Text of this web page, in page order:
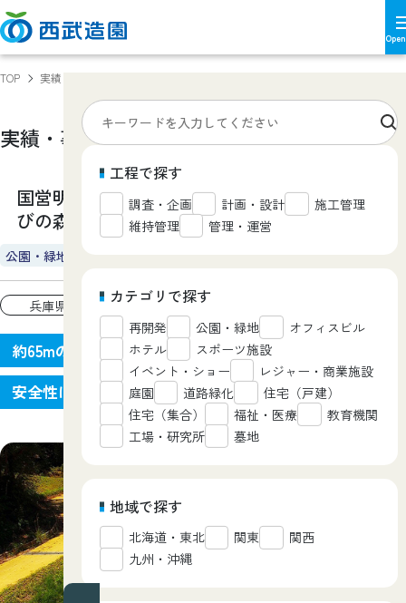
TOP 実績・事例
実績・事例
工程で探す
調査・企画 計画・設計
施工管理
維持管理
管理・運営
カテゴリで探す
再開発 公園・緑地
オフィスビル
ホテル
スポーツ施設
イベント・ショー
レジャー・商業施設
庭園
道路緑化
住宅（戸建）
住宅（集合）
福祉・医療
教育機関
工場・研究所
墓地
地域で探す
北海道・東北 関東
関西
九州・沖縄
国営明石海峡公園神戸地区 あいな里山公園 遊
びの森
公園・緑地
兵庫県
約65mの大型遊具を
安全性に配慮し設計・施工